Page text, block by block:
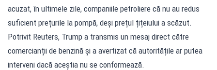
acuzat, în ultimele zile, companiile petroliere că nu au redus
suficient prețurile la pompă, deși prețul țițeiului a scăzut.
Potrivit Reuters, Trump a transmis un mesaj direct către
comercianții de benzină și a avertizat că autoritățile ar putea
interveni dacă aceștia nu se conformează.